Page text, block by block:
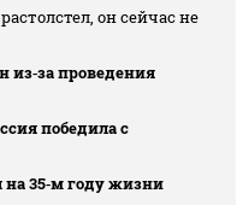
он сейчас не
из‑за проведения
победила с
на 35‑м году жизни